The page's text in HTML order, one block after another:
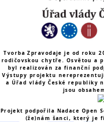
Tvorba Zpravodaje je od roku
rodičovskou chytře. Osvětou a
byl realizován za finanční
Výstupy projektu
a Úřad vlády České republiky
jsou
Projekt podpořila Nadace Open
(že)nám šanci, který je